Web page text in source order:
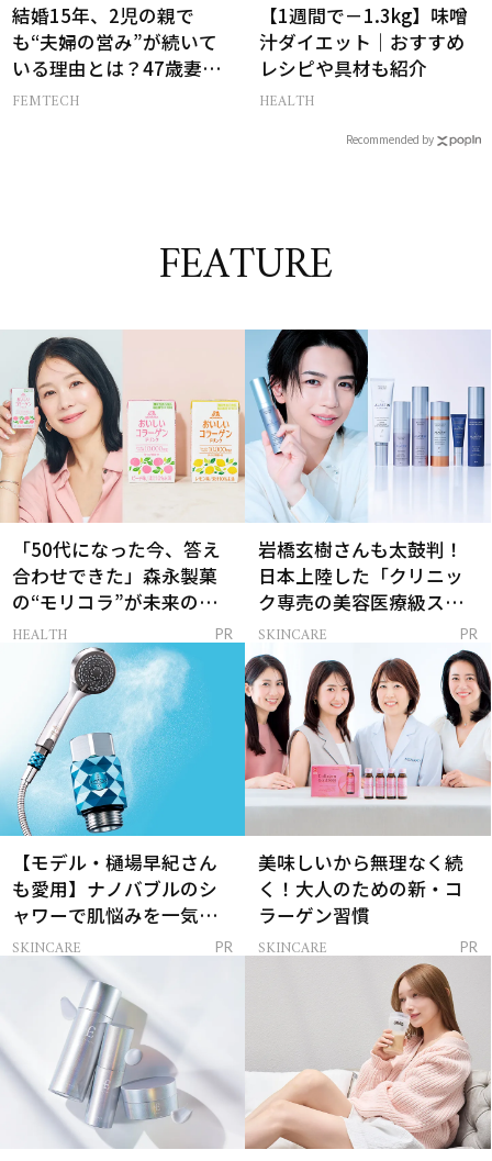
結婚15年、2児の親で
も“夫婦の営み”が続いて
いる理由とは？47歳妻が
実践する【レスにならな
FEMTECH
【1週間で－1.3kg】味噌
汁ダイエット｜おすすめ
レシピや具材も紹介
HEALTH
Recommended by
FEATURE
「50代になった今、答え
合わせできた」森永製菓
の“モリコラ”が未来のキ
レイを連れてくる！
HEALTH PR
岩橋玄樹さんも太鼓判！
日本上陸した「クリニッ
ク専売の美容医療級スキ
ンケア」
SKINCARE PR
【モデル・樋場早紀さん
も愛用】ナノバブルのシ
ャワーで肌悩みを一気に
解決
SKINCARE PR
美味しいから無理なく続
く！大人のための新・コ
ラーゲン習慣
SKINCARE PR